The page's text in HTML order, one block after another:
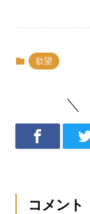
欲望
コメント